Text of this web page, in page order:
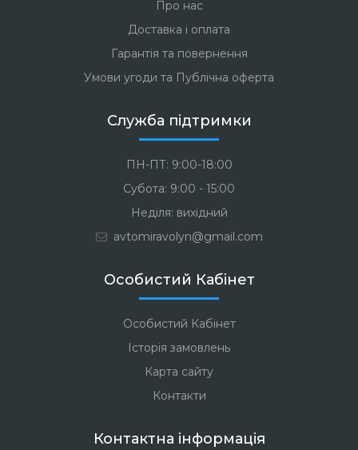
Про нас
Доставка і оплата
Гарантія та повернення
Умови угоди та Публічна оферта
Служба підтримки
ПН-ПТ: 9:00-18:00
Субота: 9:00 - 15:00
Неділя: вихідний
avtomiravolyn@gmail.com
Особистий Кабінет
Особистий Кабінет
Історія замовлень
Карта сайту
Контакти
Контактна інформація